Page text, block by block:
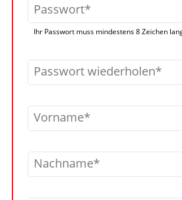
Passwort
Ihr Passwort muss mindestens 8 Zeichen
Passwort wiederholen
Vorname
Nachname